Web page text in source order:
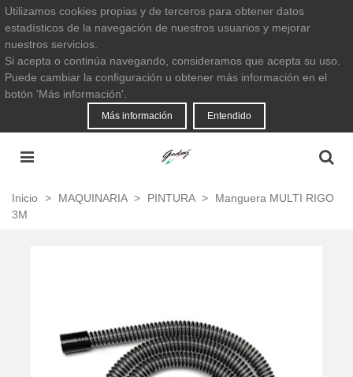
Utilizamos cookies propias y de terceros para obtener datos
estadísticos de la navegación de nuestros usuarios y mejorar
nuestros servicios.
Si acepta o continúa navegando, consideramos que acepta su uso.
Puede cambiar la configuración u obtener más información en el
botón 'Más información'.
Más información Entendido
Inicio > MAQUINARIA > PINTURA >
Manguera MULTI RIGO
3M